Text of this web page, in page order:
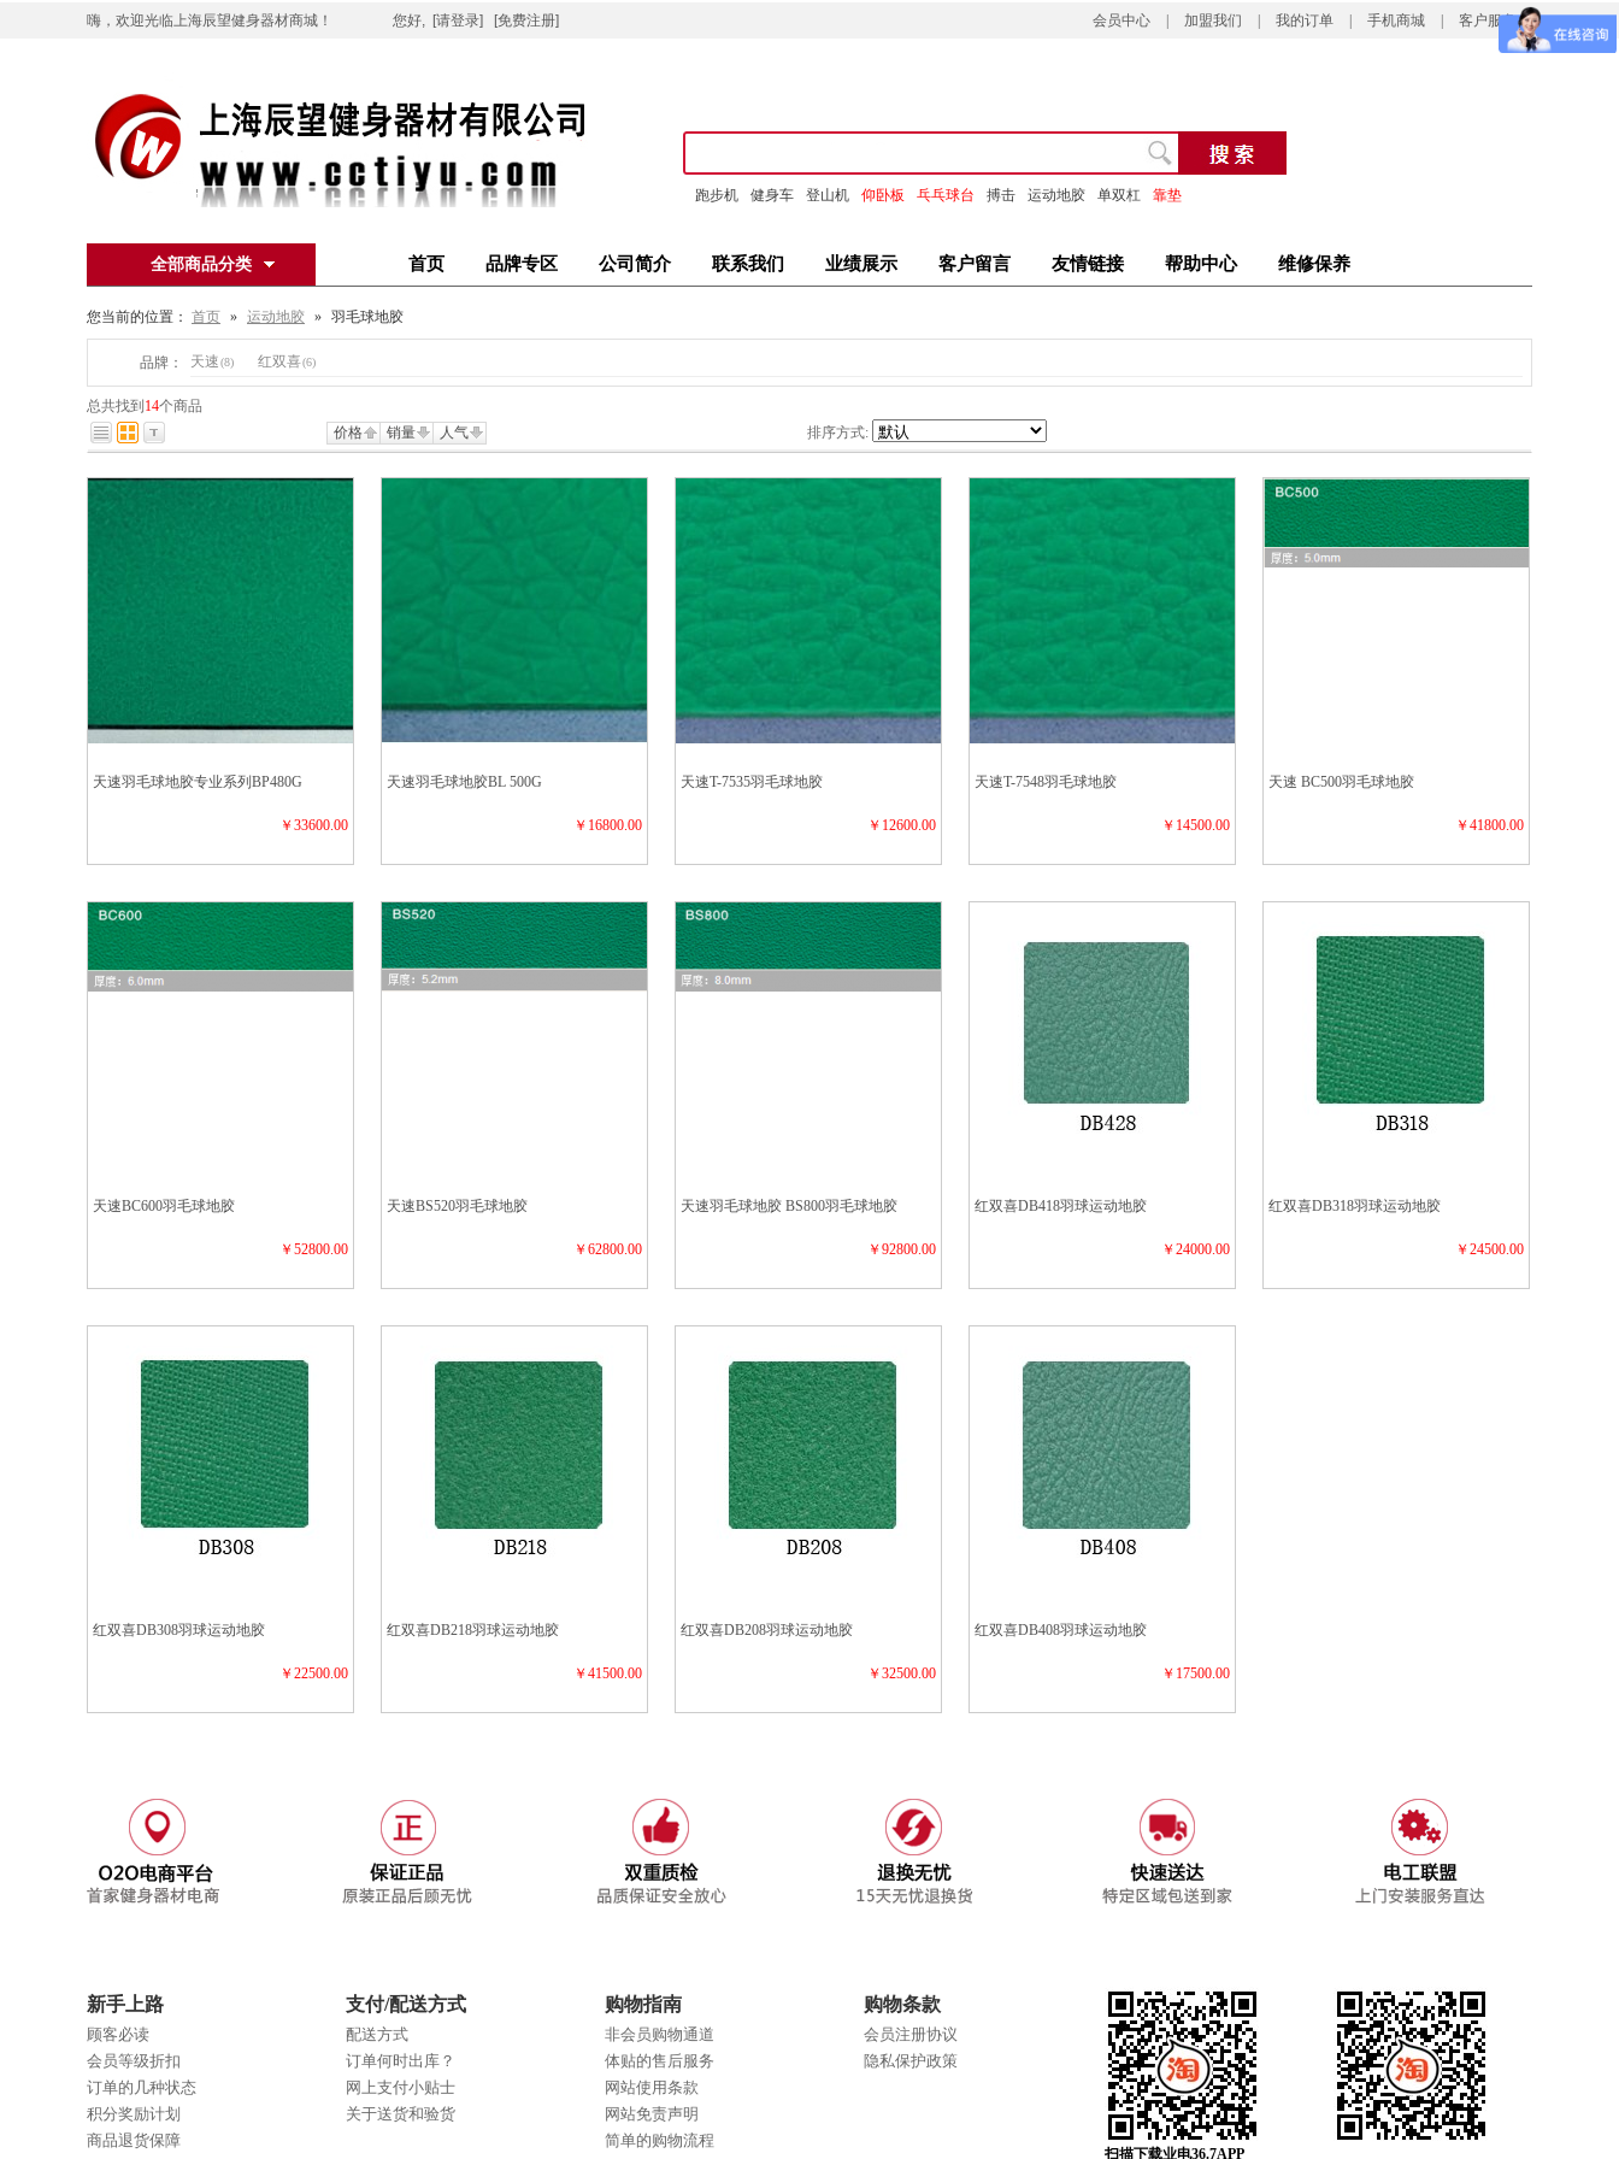
嗨，欢迎光临上海辰望健身器材商城！ 您好, [请登录] [免费注册] 会员中心 加盟我们 我的订单 手机商城 客户服务
跑步机 健身车 登山机 仰卧板 乓乓球台 搏击 运动地胶 单双杠 靠垫
全部商品分类 首页 品牌专区 公司简介 联系我们 业绩展示 客户留言 友情链接 帮助中心 维修保养
您当前的位置： 首页 » 运动地胶 » 羽毛球地胶
品牌： 天速(8) 红双喜(6)
总共找到 14个商品
价格
销量 人气 排序方式:
天速羽毛球地胶专业系列BP480G
￥33600.00
天速羽毛球地胶BL 500G
￥16800.00
天速T-7535羽毛球地胶
￥12600.00
天速T-7548羽毛球地胶
￥14500.00
天速 BC500羽毛球地胶
￥41800.00
天速BC600羽毛球地胶
￥52800.00
天速BS520羽毛球地胶
￥62800.00
天速羽毛球地胶 BS800羽毛球地胶
￥92800.00
红双喜DB418羽球运动地胶
￥24000.00
红双喜DB318羽球运动地胶
￥24500.00
红双喜DB308羽球运动地胶
￥22500.00
红双喜DB218羽球运动地胶
￥41500.00
红双喜DB208羽球运动地胶
￥32500.00
红双喜DB408羽球运动地胶
￥17500.00
新手上路
顾客必读
会员等级折扣
订单的几种状态
积分奖励计划
商品退货保障
支付/配送方式
配送方式
订单何时出库？
网上支付小贴士
关于送货和验货
购物指南
非会员购物通道
体贴的售后服务
网站使用条款
网站免责声明
简单的购物流程
购物条款
会员注册协议
隐私保护政策
扫描下载业电36.7APP